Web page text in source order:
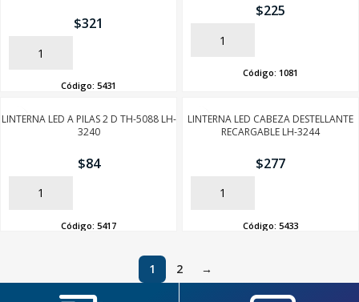
$321
AÑADIR
Código: 5431
$225
AÑADIR
Código: 1081
LINTERNA LED A PILAS 2 D TH-5088 LH-
3240
$84
AÑADIR
Código: 5417
LINTERNA LED CABEZA DESTELLANTE
RECARGABLE LH-3244
$277
AÑADIR
Código: 5433
1 2 →